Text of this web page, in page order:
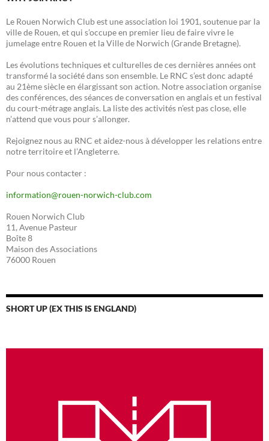
Le Rouen Norwich Club est une association loi 1901, soutenue par la
ville de Rouen, et qui s’occupe en premier lieu de faire vivre le
jumelage entre Rouen et la Ville de Norwich (Grande Bretagne).
Les évolutions techniques et culturelles de ces dernières années ont
transformé la société dans son ensemble. Le RNC s’est donc adapté
au 21ème siècle en élargissant son action. Notre association organise
des conférences, des séances de conversation en anglais et un festival
du court-métrage anglais. La liste des activités n’est pas close, elle
n’attend que vous pour s’allonger.
Rejoignez nous au RNC et aidez-nous à développer les relations entre
notre territoire et l’Angleterre.
Pour nous contacter :
information@rouen-norwich-club.com
Rouen Norwich Club
11, Avenue Pasteur
Boîte 8
Maison des Associations
76000 Rouen
SHORT UP (EX THIS IS ENGLAND)